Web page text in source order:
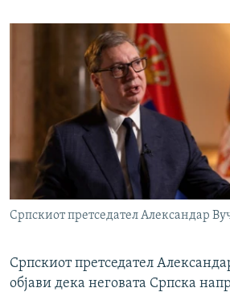
Српскиот претседател Александар
Српскиот претседател
објави дека неговата Српска